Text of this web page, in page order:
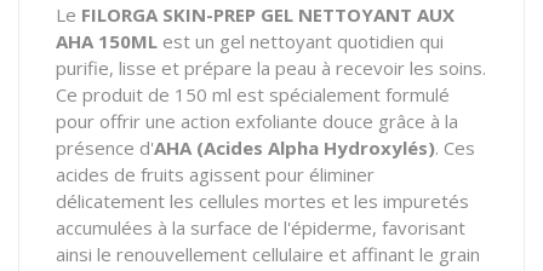
Le FILORGA SKIN-PREP GEL NETTOYANT AUX
AHA 150ML est un gel nettoyant quotidien qui
purifie, lisse et prépare la peau à recevoir les soins.
Ce produit de 150 ml est spécialement formulé
pour offrir une action exfoliante douce grâce à la
présence d'AHA (Acides Alpha Hydroxylés). Ces
acides de fruits agissent pour éliminer
délicatement les cellules mortes et les impuretés
accumulées à la surface de l'épiderme, favorisant
ainsi le renouvellement cellulaire et affinant le grain